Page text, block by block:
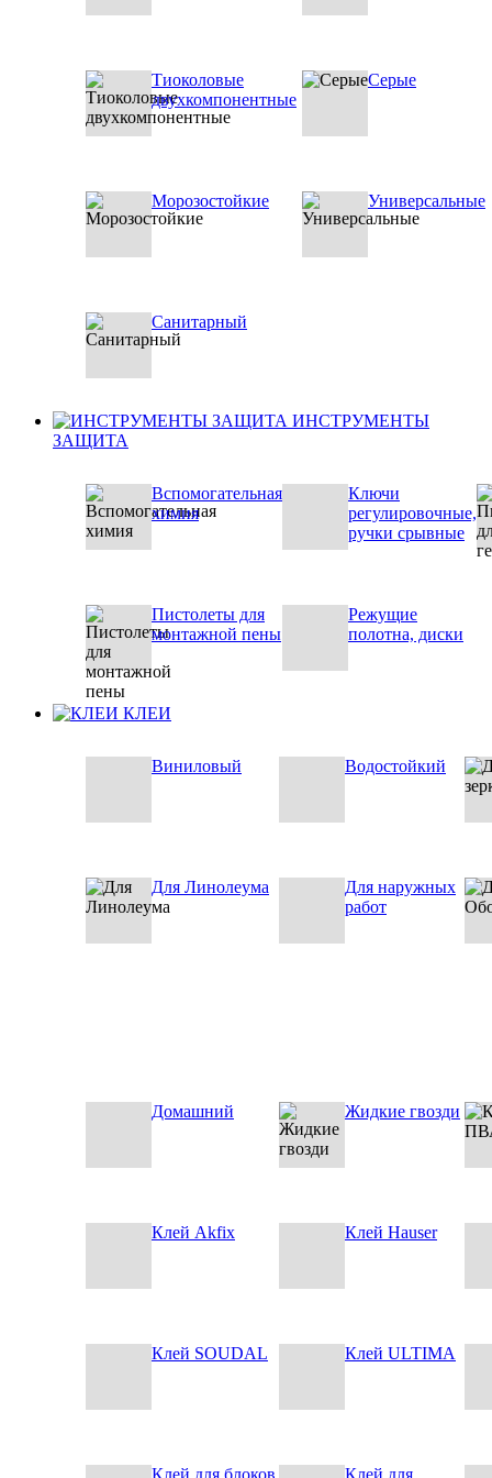
Тиоколовые
двухкомпонентные
Серые
Морозостойкие Универсальные
Санитарный
ИНСТРУМЕНТЫ
ЗАЩИТА
Вспомогательная
химия
Ключи
регулировочные,
ручки срывные
Пистолеты для
монтажной пены
Режущие
полотна, диски
КЛЕИ
Виниловый Водостойкий
Для Линолеума
Для наружных
работ
Домашний Жидкие гвозди
Клей Akfix Клей Hauser
Клей SOUDAL Клей ULTIMA
Клей для блоков Клей для